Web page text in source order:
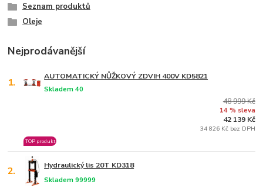
Seznam produktů
Oleje
Nejprodávanější
1. AUTOMATICKÝ NŮŽKOVÝ ZDVIH 400V KD5821
Skladem 40
TOP produkt
48 999 Kč
14 % sleva
42 139 Kč
34 826 Kč bez DPH
2. Hydraulický lis 20T KD318
Skladem 99999